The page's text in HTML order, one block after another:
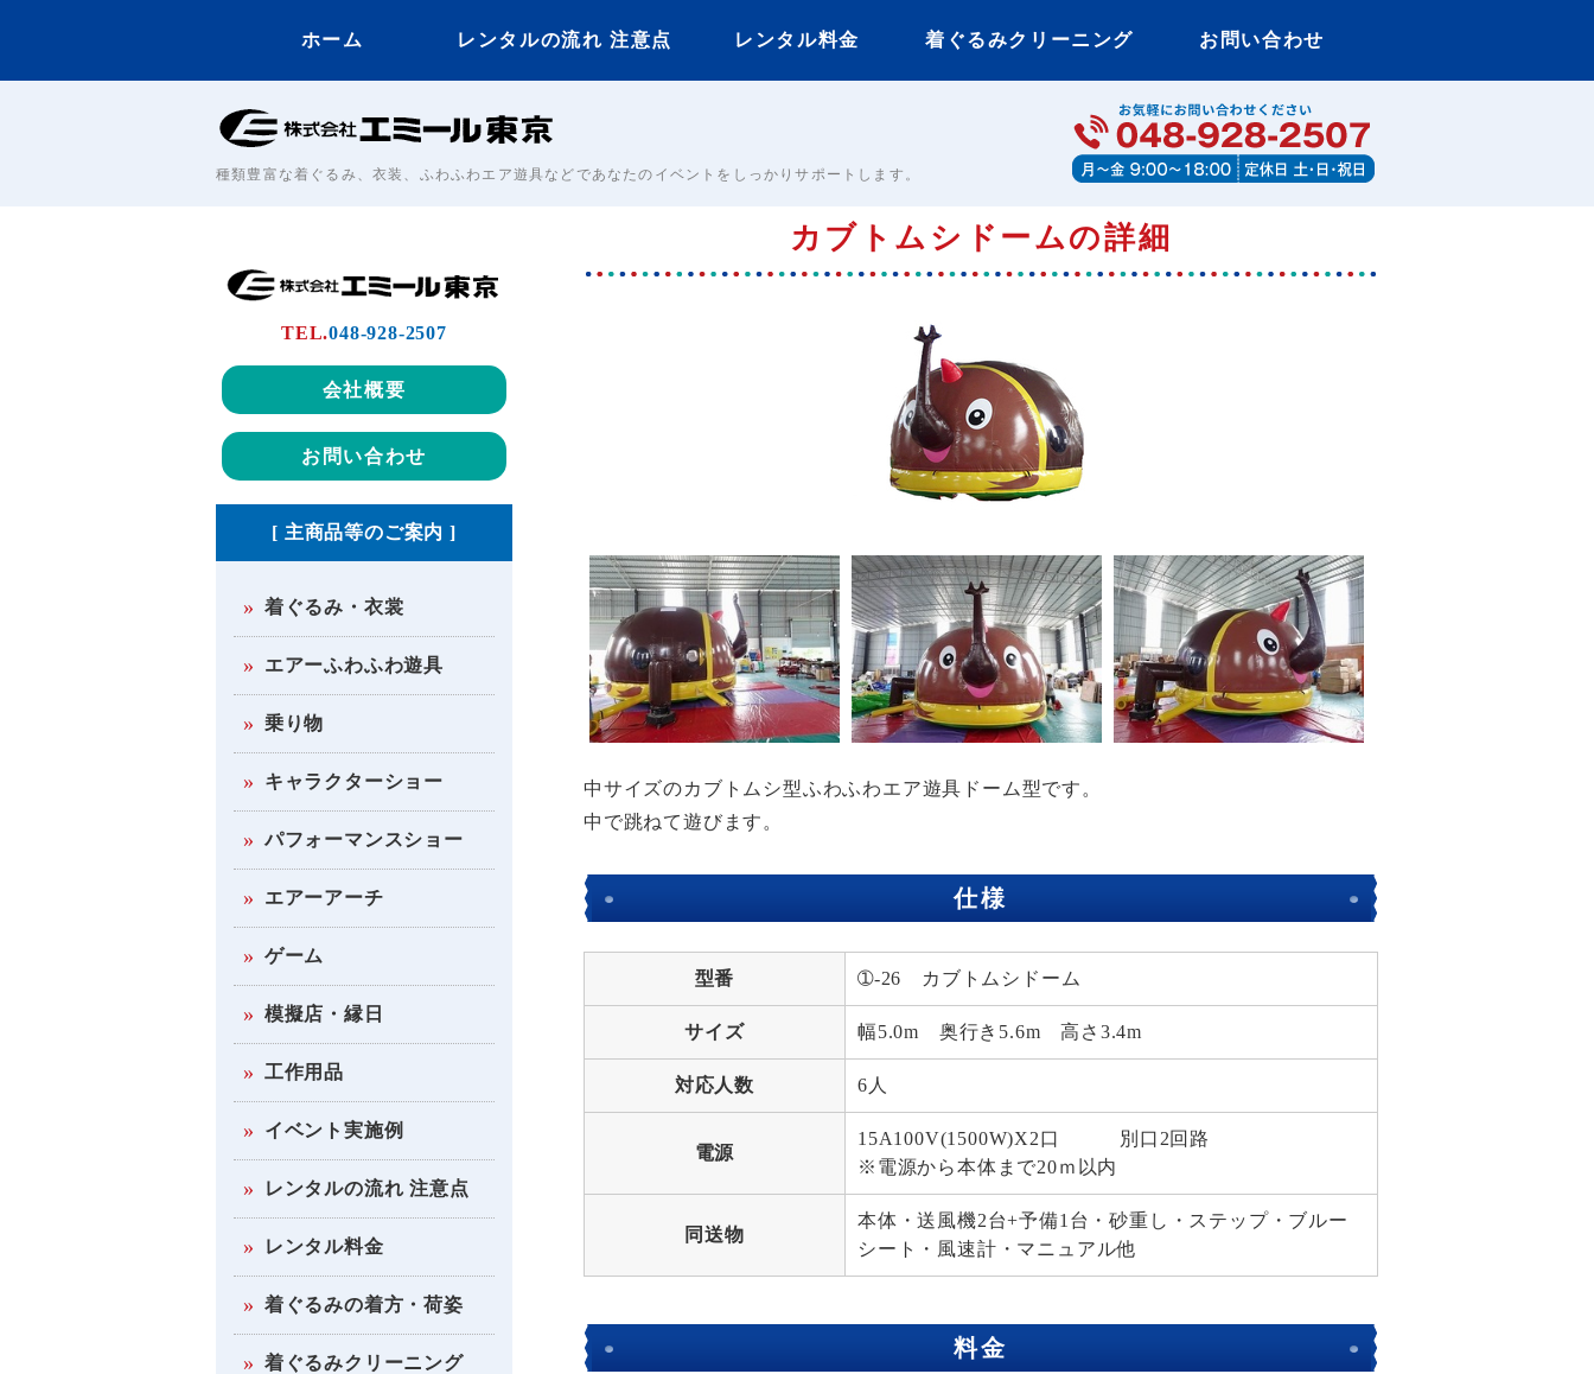
イベント用着ぐるみ・衣装ならエミール東京
種類豊富な着ぐるみ、衣装、ふわふわエア遊具などであなたのイベントをしっかりサポートします。
ホーム レンタルの流れ 注意点 レンタル料金 着ぐるみクリーニング お問い合わせ
カブトムシドームの詳細
中サイズのカブトムシ型ふわふわエア遊具ドーム型です。
中で跳ねて遊びます。
仕様
型番 ➀-26 カブトムシドーム
サイズ 幅5.0m 奥行き5.6m 高さ3.4m
対応人数 6人
電源
15A100V(1500W)X2口 別口2回路
※電源から本体まで20ｍ以内
同送物
本体・送風機2台+予備1台・砂重し・ステップ・ブルー
シート・風速計・マニュアル他
料金
TEL.048-928-2507
会社概要
お問い合わせ
[ 主商品等のご案内 ]
着ぐるみ・衣裳
エアーふわふわ遊具
乗り物
キャラクターショー
パフォーマンスショー
エアーアーチ
ゲーム
模擬店・縁日
工作用品
イベント実施例
レンタルの流れ 注意点
レンタル料金
着ぐるみの着方・荷姿
着ぐるみクリーニング